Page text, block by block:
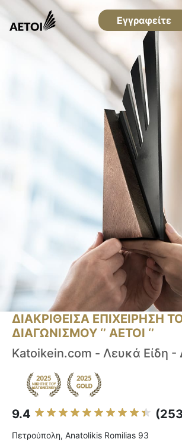
Εγγραφείτε
ΔΙΑΚΡΙΘΕΙΣΑ ΕΠΙΧΕΙΡΗΣΗ
ΔΙΑΓΩΝΙΣΜΟΥ ‘’ ΑΕΤΟΙ ‘’
Katoikein.com - Λευκά Είδη -
9.4
Πετρούπολη, Anatolikis Romilias 93